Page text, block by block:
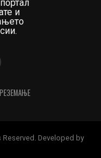
и
Developed by